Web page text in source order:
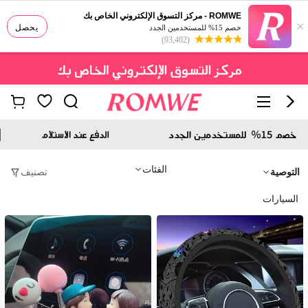
يحصل ×
ROMWE - مركز التسوق الإلكتروني الخاص بك
خصم 15% للمستخدمين الجدد
(93,402)
التوصية الفئات تصنيف
السيارات